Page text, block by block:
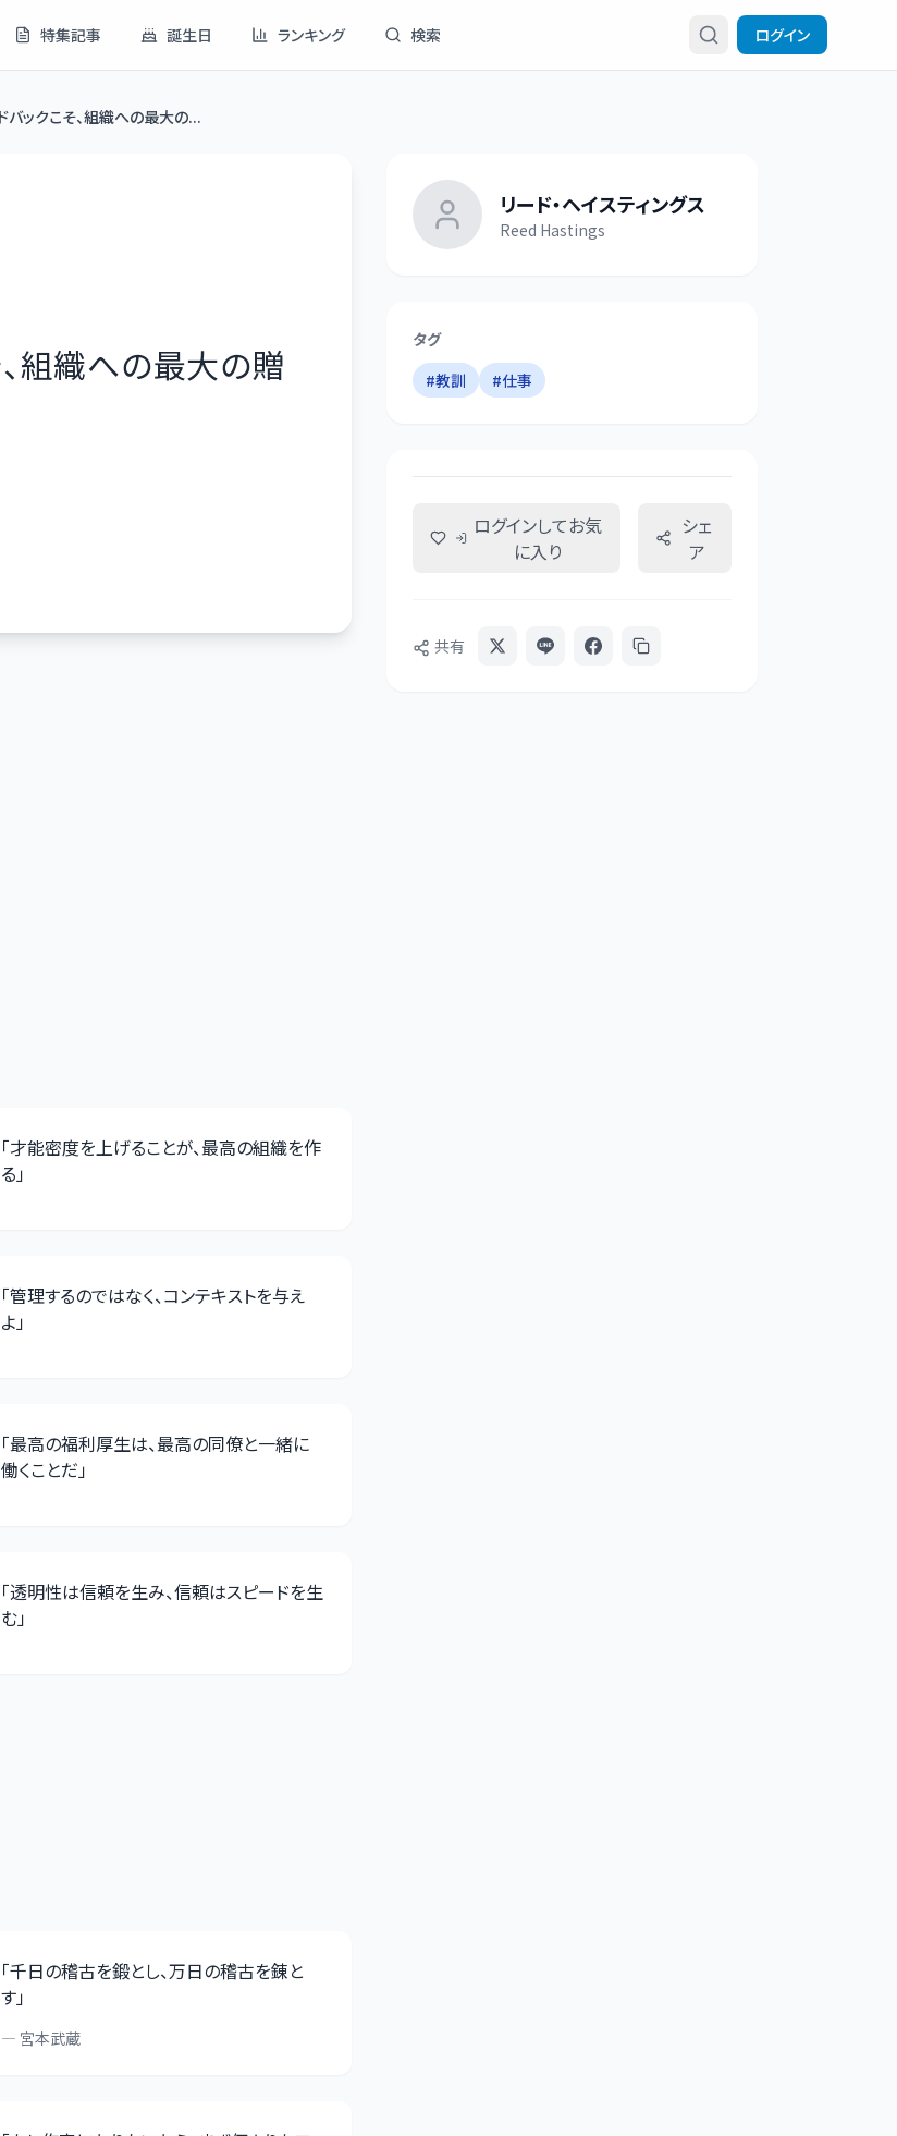
特集記事 誕生日 ランキング 検索 ログイン
バックこそ、組織への最大の...
組織への最大の贈
リード・ヘイスティングス
Reed Hastings
タグ
#教訓 #仕事
ログインしてお気
に入り
シェ
ア
共有
「才能密度を上げることが、最高の組織を作
る」
「管理するのではなく、コンテキストを与え
よ」
「最高の福利厚生は、最高の同僚と一緒に
働くことだ」
「透明性は信頼を生み、信頼はスピードを生
む」
「千日の稽古を鍛とし、万日の稽古を錬と
す」
— 宮本武蔵